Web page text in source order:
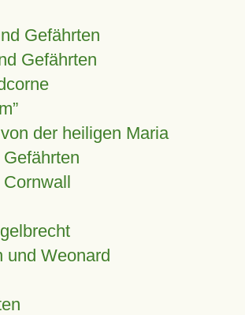
Gefährten
Gefährten
der heiligen Maria
und Weonard